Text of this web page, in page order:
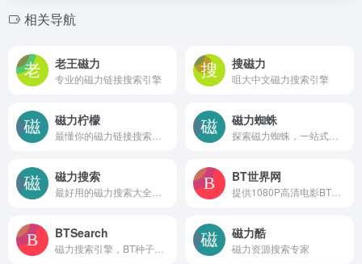
相关导航
老王磁力
专业的磁力链接搜索引擎
搜磁力
咀大中文磁力搜索引擎
磁力柠檬 磁力蜘蛛
磁力搜索 BT世界网
BTSearch 磁力酷
磁力资源搜索专家